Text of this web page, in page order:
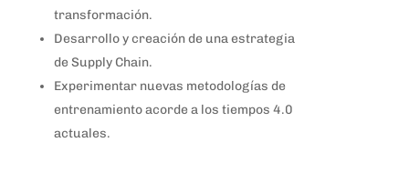
transformación.
Desarrollo y creación de una estrategia
de Supply Chain.
Experimentar nuevas metodologías de
entrenamiento acorde a los tiempos 4.0
actuales.